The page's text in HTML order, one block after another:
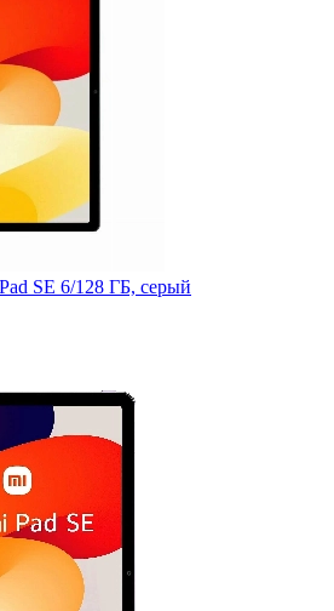
SE 6/128 ГБ, серый